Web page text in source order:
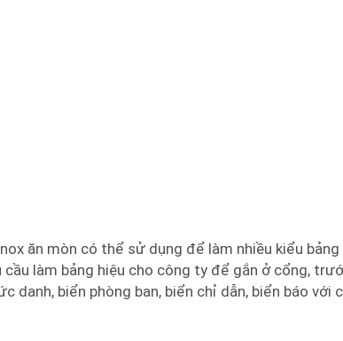
ăn mòn có thể sử dụng để làm nhiều kiểu bảng
làm bảng hiệu cho công ty để gắn ở cổng,
danh, biển phòng ban, biển chỉ dẫn, biển báo với